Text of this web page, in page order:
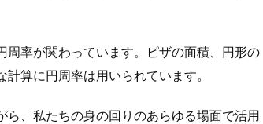
率が関わっています。ピザの面積、円形の
算に円周率は用いられています。
、私たちの身の回りのあらゆる場面で活用